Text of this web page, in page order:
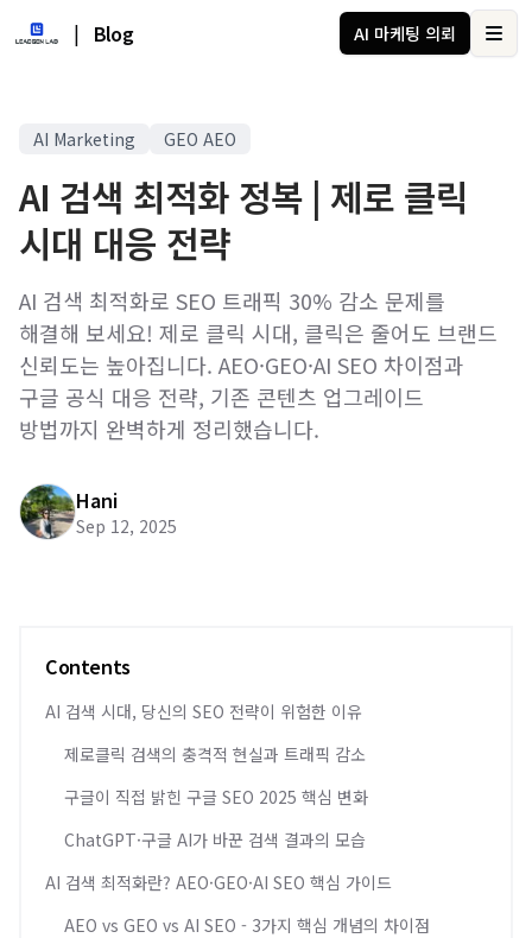
| Blog AI 마케팅 의뢰
AI Marketing GEO AEO
AI 검색 최적화 정복 | 제로 클릭
시대 대응 전략
AI 검색 최적화로 SEO 트래픽 30% 감소 문제를
해결해 보세요! 제로 클릭 시대, 클릭은 줄어도 브랜드
신뢰도는 높아집니다. AEO·GEO·AI SEO 차이점과
구글 공식 대응 전략, 기존 콘텐츠 업그레이드
방법까지 완벽하게 정리했습니다.
Hani
Sep 12, 2025
Contents
AI 검색 시대, 당신의 SEO 전략이 위험한 이유
제로클릭 검색의 충격적 현실과 트래픽 감소
구글이 직접 밝힌 구글 SEO 2025 핵심 변화
ChatGPT·구글 AI가 바꾼 검색 결과의 모습
AI 검색 최적화란? AEO·GEO·AI SEO 핵심 가이드
AEO vs GEO vs AI SEO - 3가지 핵심 개념의 차이점